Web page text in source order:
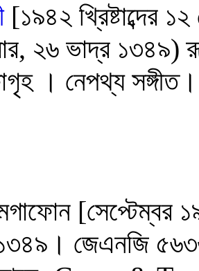
[১৯৪২ খ্রিষ্টাব্দের
২৬ ভাদ্র ১৩৪৯)
। নেপথ্য সঙ্গীত।
[সেপ্টেম্বর
জেএনজি